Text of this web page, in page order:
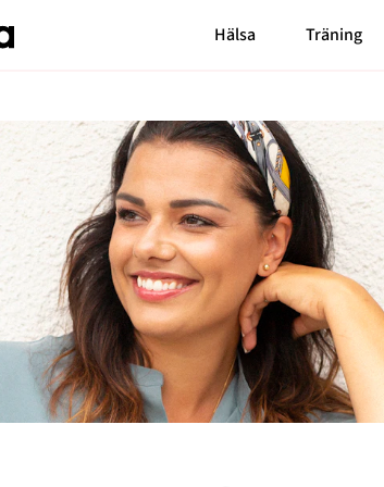
Hälsa Träning
nytt
TV
Reportage
Mode & skönhet
Feelgood
Motherhood
Bloggar
Carin da Silva
Markiz Tainton
Elaine Eksvärd
Malin Berghagen
Blossom Tainton
Shama Persson
My Westerdahl